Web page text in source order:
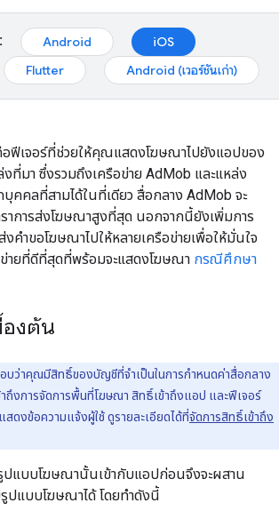
Android
iOS
Flutter Android (เวอร์ชันเก่า)
ฟีเจอร์ที่ช่วยให้คุณแสดงโฆษณาไปยังแอปของ
ที่มา ซึ่งรวมถึงเครือข่าย AdMob และแหล่ง
คคลที่สามได้ในที่เดียว สื่อกลาง AdMob จะ
าการส่งโฆษณาสูงที่สุด นอกจากนี้ยังเพิ่มการ
งคำขอโฆษณาไปให้หลายเครือข่ายเพื่อให้มั่นใจ
ายที่ดีที่สุดที่พร้อมจะแสดงโฆษณา กรณีศึกษา
งต้น
บว่าคุณมีสิทธิ์ของบัญชีที่จำเป็นในการกำหนดค่าสื่อกลาง
ถึงการจัดการพื้นที่โฆษณา สิทธิ์เข้าถึงแอป และฟีเจอร์
ดงข้อความแจ้งผู้ใช้ ดูรายละเอียดได้ที่จัดการสิทธิ์เข้าถึง
แบบโฆษณานั้นเข้ากับแอปก่อนจึงจะผสาน
ปแบบโฆษณาได้ โดยทำดังนี้